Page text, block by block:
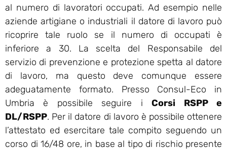
al numero di lavoratori occupati. Ad esempio nelle
aziende artigiane o industriali il datore di lavoro può
ricoprire tale ruolo se il numero di occupati è
inferiore a 30. La scelta del Responsabile del
servizio di prevenzione e protezione spetta al datore
di lavoro, ma questo deve comunque essere
adeguatamente formato. Presso Consul-Eco in
Umbria è possibile seguire iCorsi RSPP e
DL/RSPP. Per il datore di lavoro è possibile ottenere
l’attestato ed esercitare tale compito seguendo un
corso di 16/48 ore, in base al tipo di rischio presente